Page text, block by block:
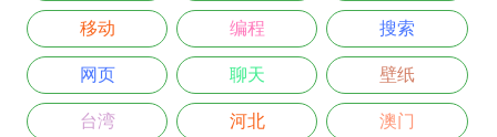
移动 编程 搜索
网页 聊天 壁纸
台湾 河北 澳门